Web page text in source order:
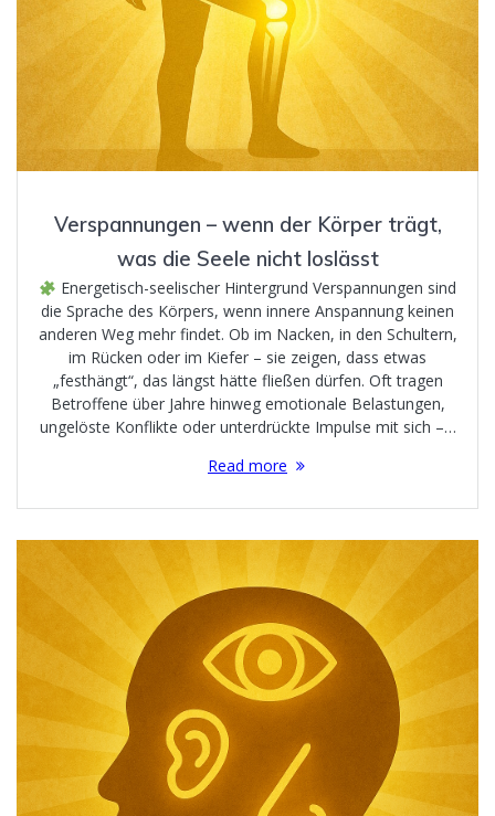
Verspannungen – wenn der Körper trägt,
was die Seele nicht loslässt
Energetisch-seelischer Hintergrund Verspannungen sind
die Sprache des Körpers, wenn innere Anspannung keinen
anderen Weg mehr findet. Ob im Nacken, in den Schultern,
im Rücken oder im Kiefer – sie zeigen, dass etwas
„festhängt“, das längst hätte fließen dürfen. Oft tragen
Betroffene über Jahre hinweg emotionale Belastungen,
ungelöste Konflikte oder unterdrückte Impulse mit sich –…
Read more